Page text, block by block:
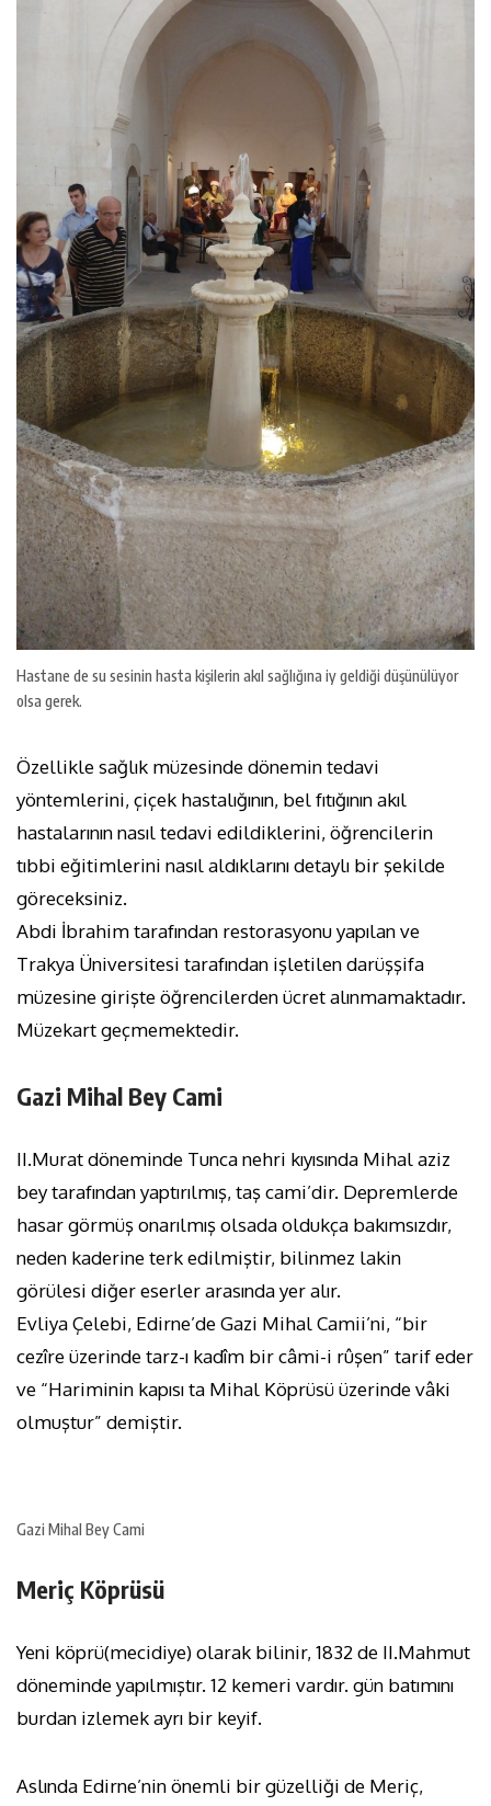
Hastane de su sesinin hasta kişilerin akıl sağlığına iy geldiği düşünülüyor
olsa gerek.
Özellikle sağlık müzesinde dönemin tedavi
yöntemlerini, çiçek hastalığının, bel fıtığının akıl
hastalarının nasıl tedavi edildiklerini, öğrencilerin
tıbbi eğitimlerini nasıl aldıklarını detaylı bir şekilde
göreceksiniz.
Abdi İbrahim tarafından restorasyonu yapılan ve
Trakya Üniversitesi tarafından işletilen darüşşifa
müzesine girişte öğrencilerden ücret alınmamaktadır.
Müzekart geçmemektedir.
Gazi Mihal Bey Cami
II.Murat döneminde Tunca nehri kıyısında Mihal aziz
bey tarafından yaptırılmış, taş cami’dir. Depremlerde
hasar görmüş onarılmış olsada oldukça bakımsızdır,
neden kaderine terk edilmiştir, bilinmez lakin
görülesi diğer eserler arasında yer alır.
Evliya Çelebi, Edirne’de Gazi Mihal Camii’ni, “bir
cezîre üzerinde tarz-ı kadîm bir câmi-i rûşen” tarif eder
ve “Hariminin kapısı ta Mihal Köprüsü üzerinde vâki
olmuştur” demiştir.
Gazi Mihal Bey Cami
Meriç Köprüsü
Yeni köprü(mecidiye) olarak bilinir, 1832 de II.Mahmut
döneminde yapılmıştır. 12 kemeri vardır. gün batımını
burdan izlemek ayrı bir keyif.
Aslında Edirne’nin önemli bir güzelliği de Meriç,